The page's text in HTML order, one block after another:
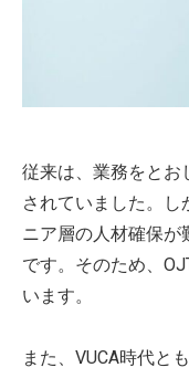
従来は、業務をとお
されていました。し
ニア層の人材確保が
です。そのため、
います。
また、VUCA時代と